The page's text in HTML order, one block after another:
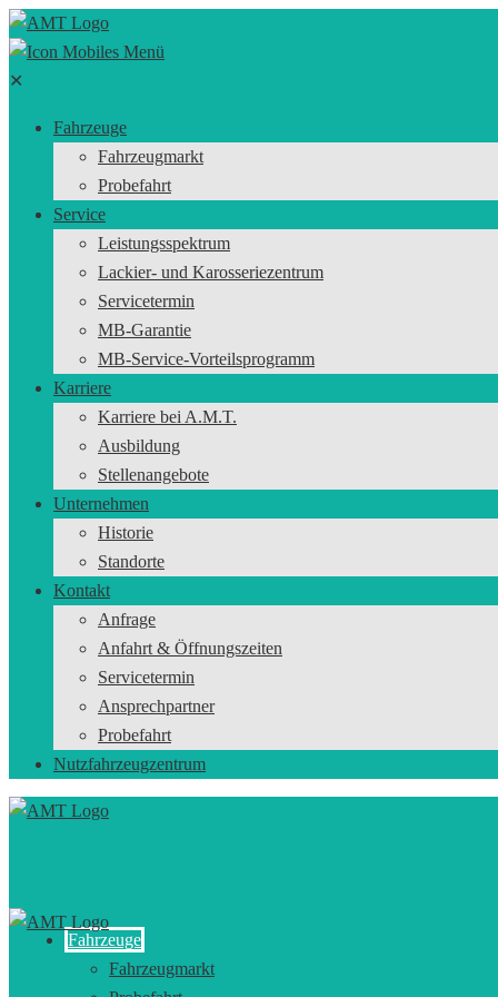
✕
Fahrzeuge
Fahrzeugmarkt
Probefahrt
Service
Leistungsspektrum
Lackier- und Karosseriezentrum
Servicetermin
MB-Garantie
MB-Service-Vorteilsprogramm
Karriere
Karriere bei A.M.T.
Ausbildung
Stellenangebote
Unternehmen
Historie
Standorte
Kontakt
Anfrage
Anfahrt & Öffnungszeiten
Servicetermin
Ansprechpartner
Probefahrt
Nutzfahrzeugzentrum
Fahrzeuge
Fahrzeugmarkt